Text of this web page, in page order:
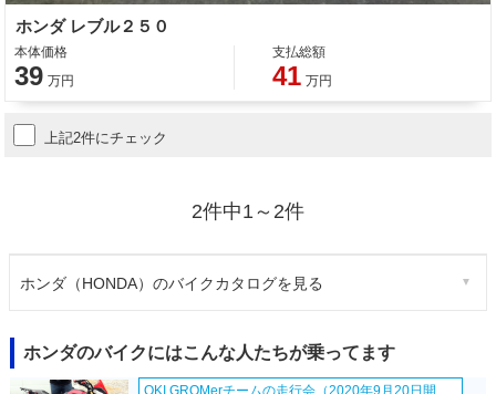
ホンダ レブル２５０
本体価格
39 万円
支払総額
41 万円
上記2件にチェック
2件中1～2件
ホンダ（HONDA）のバイクカタログを見る
ホンダのバイクにはこんな人たちが乗ってます
OKI GROMerチームの走行会（2020年9月20日開